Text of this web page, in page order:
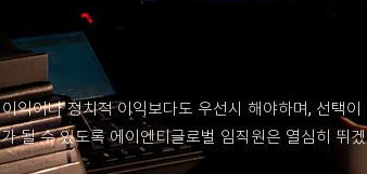
익이나 정치적 이익보다도 우선시 해야하며, 선택이
될 수 있도록 에이엔티글로벌 임직원은 열심히 뛰겠